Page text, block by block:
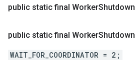
public static final WorkerShutdown
public static final WorkerShutdown
WAIT_FOR_COORDINATOR = 2;